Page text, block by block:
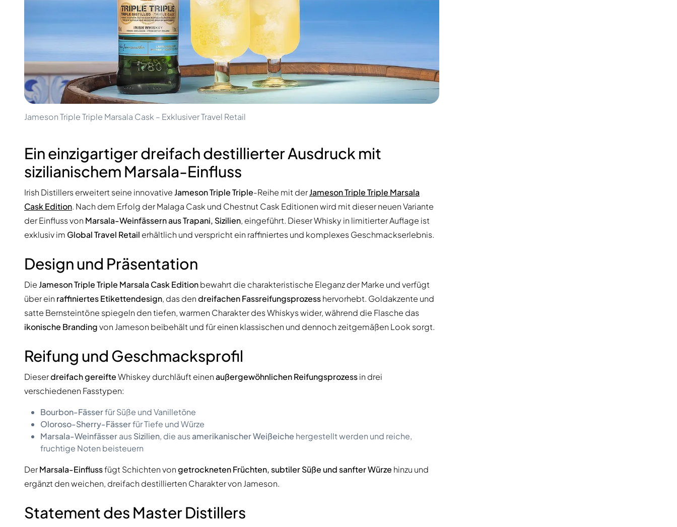
Kommende Veröffentlichungen
Rar & Sammlerstück
Limitierte Auflagen
Geschlossene Brennerei
Rauchiger Whisky
Süßer Whisky
Diplomatico
Don Julio
Gin Mare
Mangabeiras
Hennessy
Martell
Monkey 47
Remy Martin
Jameson Triple Triple Marsala Cask – Exklusiver Travel Retail
Ein einzigartiger dreifach destillierter Ausdruck mit
sizilianischem Marsala-Einfluss
Irish Distillers erweitert seine innovativeJameson Triple Triple-Reihe mit derJameson Triple Triple Marsala
Cask Edition. Nach dem Erfolg der Malaga Cask und Chestnut Cask Editionen wird mit dieser neuen Variante
der Einfluss von Marsala-Weinfässern aus Trapani, Sizilien, eingeführt. Dieser Whisky in limitierter Auflage ist
exklusiv im Global Travel Retail erhältlich und verspricht ein raffiniertes und komplexes Geschmackserlebnis.
Design und Präsentation
DieJameson Triple Triple Marsala Cask Editionbewahrt die charakteristische Eleganz der Marke und verfügt
über ein raffiniertes Etikettendesign, das dendreifachen Fassreifungsprozesshervorhebt. Goldakzente und
satte Bernsteintöne spiegeln den tiefen, warmen Charakter des Whiskys wider, während die Flasche das
ikonische Brandingvon Jameson beibehält und für einen klassischen und dennoch zeitgemäßen Look sorgt.
Reifung und Geschmacksprofil
Dieserdreifach gereifteWhiskey durchläuft einenaußergewöhnlichen Reifungsprozessin drei
verschiedenen Fasstypen:
Bourbon-Fässerfür Süße und Vanilletöne
Oloroso-Sherry-Fässerfür Tiefe und Würze
Marsala-WeinfässerausSizilien, die ausamerikanischer Weißeiche hergestellt werden und reiche,
fruchtige Noten beisteuern
DerMarsala-Einflussfügt Schichten vongetrockneten Früchten, subtiler Süße und sanfter Würze hinzu und
ergänzt den weichen, dreifach destillierten Charakter von Jameson.
Statement des Master Distillers